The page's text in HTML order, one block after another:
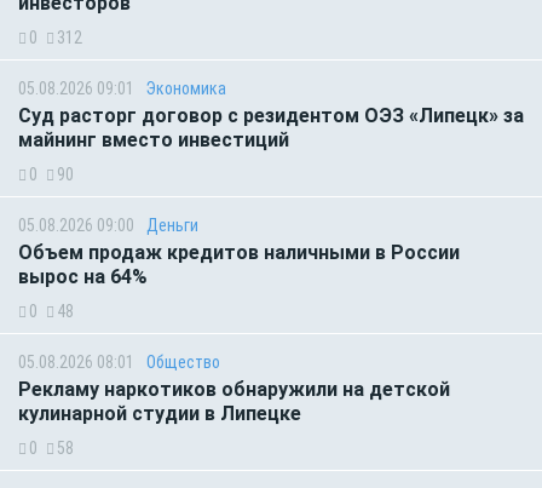
0 312
05.08.2026 09:01 Экономика
Суд расторг договор с резидентом ОЭЗ «Липецк» за
майнинг вместо инвестиций
0 90
05.08.2026 09:00 Деньги
Объем продаж кредитов наличными в России
вырос на 64%
0 48
05.08.2026 08:01 Общество
Рекламу наркотиков обнаружили на детской
кулинарной студии в Липецке
0 58